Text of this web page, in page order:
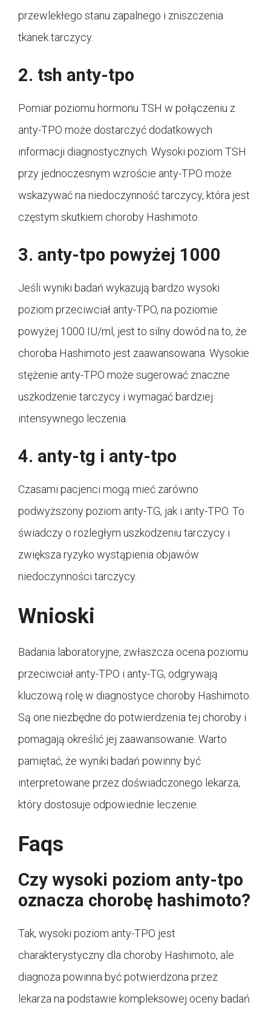
przewlekłego stanu zapalnego i zniszczenia
tkanek tarczycy.
2. tsh anty-tpo
Pomiar poziomu hormonu TSH w połączeniu z
anty-TPO może dostarczyć dodatkowych
informacji diagnostycznych. Wysoki poziom TSH
przy jednoczesnym wzroście anty-TPO może
wskazywać na niedoczynność tarczycy, która jest
częstym skutkiem choroby Hashimoto.
3. anty-tpo powyżej 1000
Jeśli wyniki badań wykazują bardzo wysoki
poziom przeciwciał anty-TPO, na poziomie
powyżej 1000 IU/ml, jest to silny dowód na to, że
choroba Hashimoto jest zaawansowana. Wysokie
stężenie anty-TPO może sugerować znaczne
uszkodzenie tarczycy i wymagać bardziej
intensywnego leczenia.
4. anty-tg i anty-tpo
Czasami pacjenci mogą mieć zarówno
podwyższony poziom anty-TG, jak i anty-TPO. To
świadczy o rozległym uszkodzeniu tarczycy i
zwiększa ryzyko wystąpienia objawów
niedoczynności tarczycy.
Wnioski
Badania laboratoryjne, zwłaszcza ocena poziomu
przeciwciał anty-TPO i anty-TG, odgrywają
kluczową rolę w diagnostyce choroby Hashimoto.
Są one niezbędne do potwierdzenia tej choroby i
pomagają określić jej zaawansowanie. Warto
pamiętać, że wyniki badań powinny być
interpretowane przez doświadczonego lekarza,
który dostosuje odpowiednie leczenie.
Faqs
Czy wysoki poziom anty-tpo
oznacza chorobę hashimoto?
Tak, wysoki poziom anty-TPO jest
charakterystyczny dla choroby Hashimoto, ale
diagnoza powinna być potwierdzona przez
lekarza na podstawie kompleksowej oceny badań.